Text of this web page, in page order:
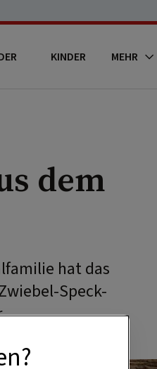
KINDER MEHR
dem
hat das
Speck-